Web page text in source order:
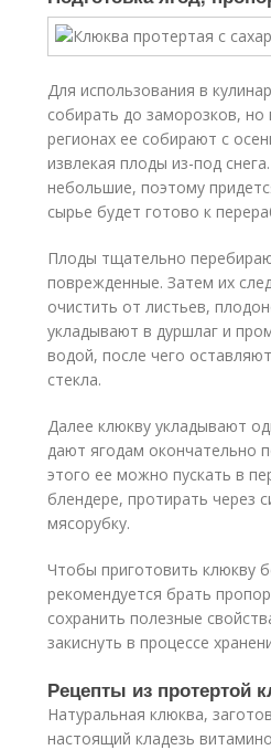
Для использования в
собирать до заморозков,
регионах ее собирают с
извлекая плоды из-под
небольшие, поэтому
сырье будет готово к
Плоды тщательно
поврежденные. Затем их
очистить от листьев,
укладывают в дуршлаг и
водой, после чего
стекла.
Далее клюкву укладывают
дают ягодам окончательно
этого ее можно пускать в
блендере, протирать через
мясорубку.
Чтобы приготовить клюкву
рекомендуется брать
сохранить полезные
закиснуть в процессе
Рецепты из протертой
Натуральная клюква,
настоящий кладезь